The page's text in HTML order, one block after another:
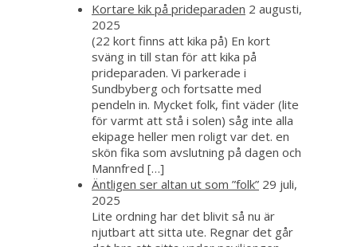
Kortare kik på prideparaden 2 augusti,
2025
(22 kort finns att kika på) En kort
sväng in till stan för att kika på
prideparaden. Vi parkerade i
Sundbyberg och fortsatte med
pendeln in. Mycket folk, fint väder (lite
för varmt att stå i solen) såg inte alla
ekipage heller men roligt var det. en
skön fika som avslutning på dagen och
Mannfred […]
Äntligen ser altan ut som ”folk” 29 juli,
2025
Lite ordning har det blivit så nu är
njutbart att sitta ute. Regnar det går